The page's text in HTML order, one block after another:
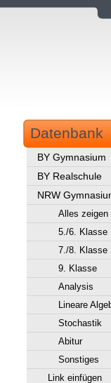
Datenbank
BY Gymnasium
BY Realschule
NRW
Alles zeigen
5./6. Klasse
7./8. Klasse
9. Klasse
Analysis
Lineare
Stochastik
Abitur
Sonstiges
Link einfügen